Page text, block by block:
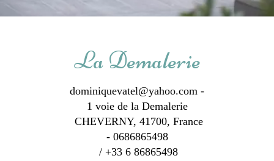
La Demalerie
dominiquevatel@yahoo.com -
1 voie de la Demalerie
CHEVERNY, 41700, France
- 0686865498
/ +33 6 86865498